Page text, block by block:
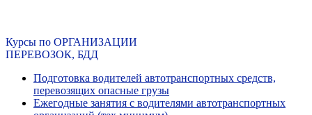
Курсы по ОРГАНИЗАЦИИ
ПЕРЕВОЗОК, БДД
Подготовка водителей автотранспортных средств,
перевозящих опасные грузы
Ежегодные занятия с водителями автотранспортных